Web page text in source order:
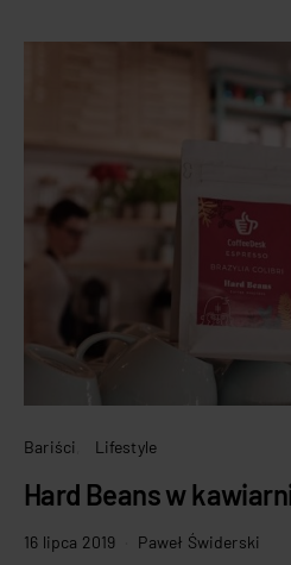
Bariści Lifestyle
Hard Beans w
16 lipca 2019 Paweł Świderski